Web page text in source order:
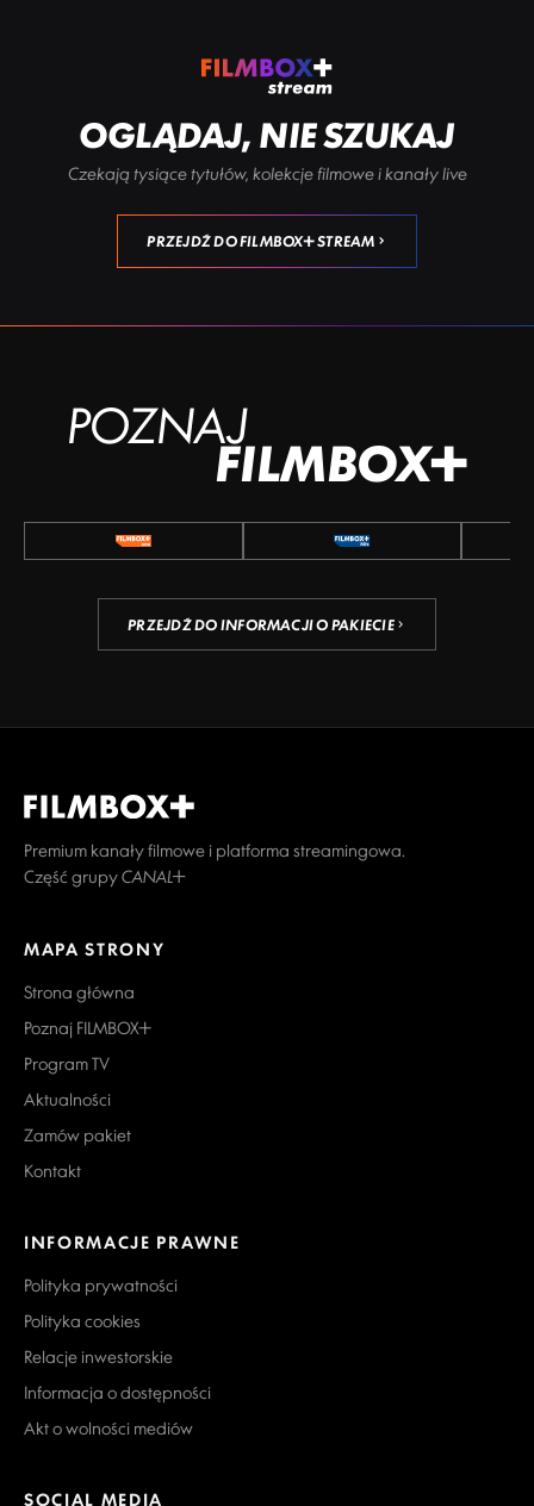
OGLĄDAJ, NIE SZUKAJ
Czekają tysiące tytułów, kolekcje filmowe i kanały live
PRZEJDŹ DO FILMBOX+ STREAM
POZNAJ
FILMBOX+
PRZEJDŹ DO INFORMACJI O PAKIECIE
Premium kanały filmowe i platforma streamingowa.
Część grupy CANAL+
MAPA STRONY
Strona główna
Poznaj FILMBOX+
Program TV
Aktualności
Zamów pakiet
Kontakt
INFORMACJE PRAWNE
Polityka prywatności
Polityka cookies
Relacje inwestorskie
Informacja o dostępności
Akt o wolności mediów
SOCIAL MEDIA